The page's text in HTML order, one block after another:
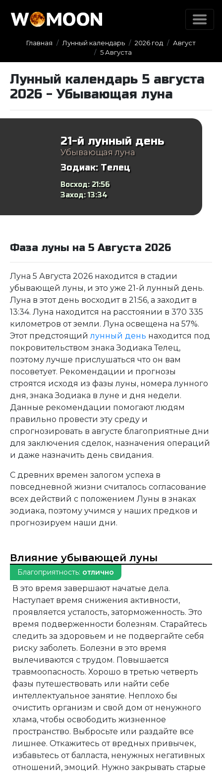
Главная Лунный календарь 2026 год
Август
5 Августа
Лунный календарь 5 августа
2026 - Убывающая луна
21-й лунный день
Убывающая луна
Зодиак: Телец
Восход: 21:56
Заход:13:34
Фаза луны на 5 Августа 2026
Луна 5 Августа 2026 находится в стадии
убывающей луны, и это уже 21-й лунный день.
Луна в этот день восходит в 21:56, а заходит в
13:34. Луна находится на расстоянии в 370 335
километров от земли. Луна освещена на 57%.
Этот предстоящийлунный день находится под
покровительством знака Зодиака Телец,
поэтому лучше прислушаться что он вам
посоветует. Рекомендации и прогнозы
строятся исходя из фазы луны, номера лунного
дня, знака Зодиака в луне и дня недели.
Данные рекомендации помогают людям
правильно провести эту среду и
спрогнозировать в августе благоприятные дни
для заключения сделок, назначения операций
и даже назначить день свидания.
С древних времен залогом успеха в
повседневной жизни считалось согласование
всех действий с положением Луны в знаках
зодиака, поэтому учимся у наших предков и
прогнозируем наши дни.
Влияние убывающей луны
Благоприятность: отлично
В это время завершают начатые дела.
Наступает время снижения активности,
проявляется усталость, заторможенность. Это
время подверженности болезням. Старайтесь
следить за здоровьем и не подвергайте себя
риску заболеть. Болезни в это время
вылечиваются с трудом. Повышается
травмоопасность. Хорошо в третью четверть
фазы путешествовать или найти себе
интеллектуальное занятие. Неплохо бы
очистить организм и свой дом от ненужного
хлама, чтобы освободить жизненное
пространство. Выбросьте или раздайте все
лишнее. Откажитесь от вредных привычек,
избавьтесь от балласта, ненужных негативных
отношений, эмоций. Нужно закрывать старые